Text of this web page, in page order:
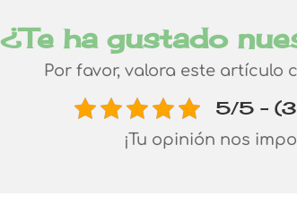
¿Te ha gustado
Por favor, valora este artículo
5/5 -
¡Tu opinión nos